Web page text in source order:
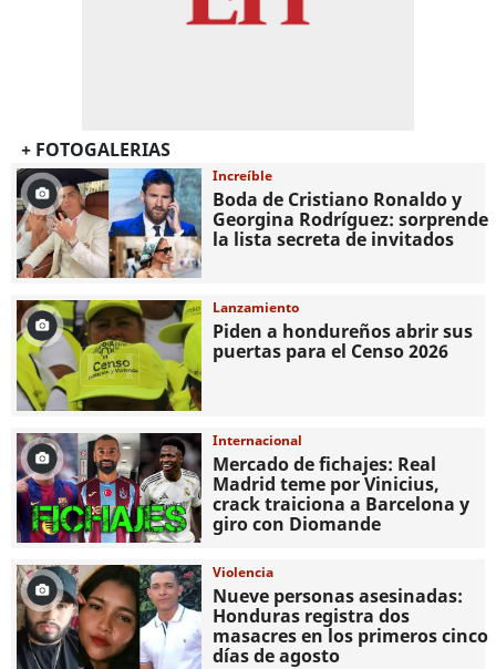
+ FOTOGALERIAS
Increíble
Boda de Cristiano Ronaldo y
Georgina Rodríguez: sorprende
la lista secreta de invitados
Lanzamiento
Piden a hondureños abrir sus
puertas para el Censo 2026
Internacional
Mercado de fichajes: Real
Madrid teme por Vinicius,
crack traiciona a Barcelona y
giro con Diomande
Violencia
Nueve personas asesinadas:
Honduras registra dos
masacres en los primeros cinco
días de agosto